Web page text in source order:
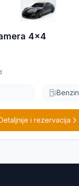
4x4
Benzin
i rezervacija